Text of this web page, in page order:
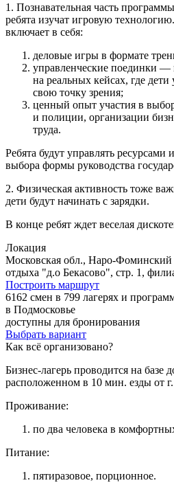
1. Познавательная часть
ребята изучат игровую
включает в себя:
деловые игры в формате
управленческие поединки —
на реальных кейсах, где дети
свою точку зрения;
ценный опыт участия в
и полиции, организации
труда.
Ребята будут управлять ресурсами
выбора формы руководства
2. Физическая активность тоже
дети будут начинать с зарядки.
В конце ребят ждет веселая
Локация
Московская обл., Наро-Фоминский
отдыха "д.о Бекасово", стр. 1,
Построить маршрут
6162 смен в 799 лагерях и
в Подмосковье
доступны для бронирования
Выбрать вариант
Как всё организовано?
Бизнес-лагерь проводится на базе
расположенном в 10 мин. езды от
Проживание:
по два человека в
Питание:
пятиразовое, порционное.